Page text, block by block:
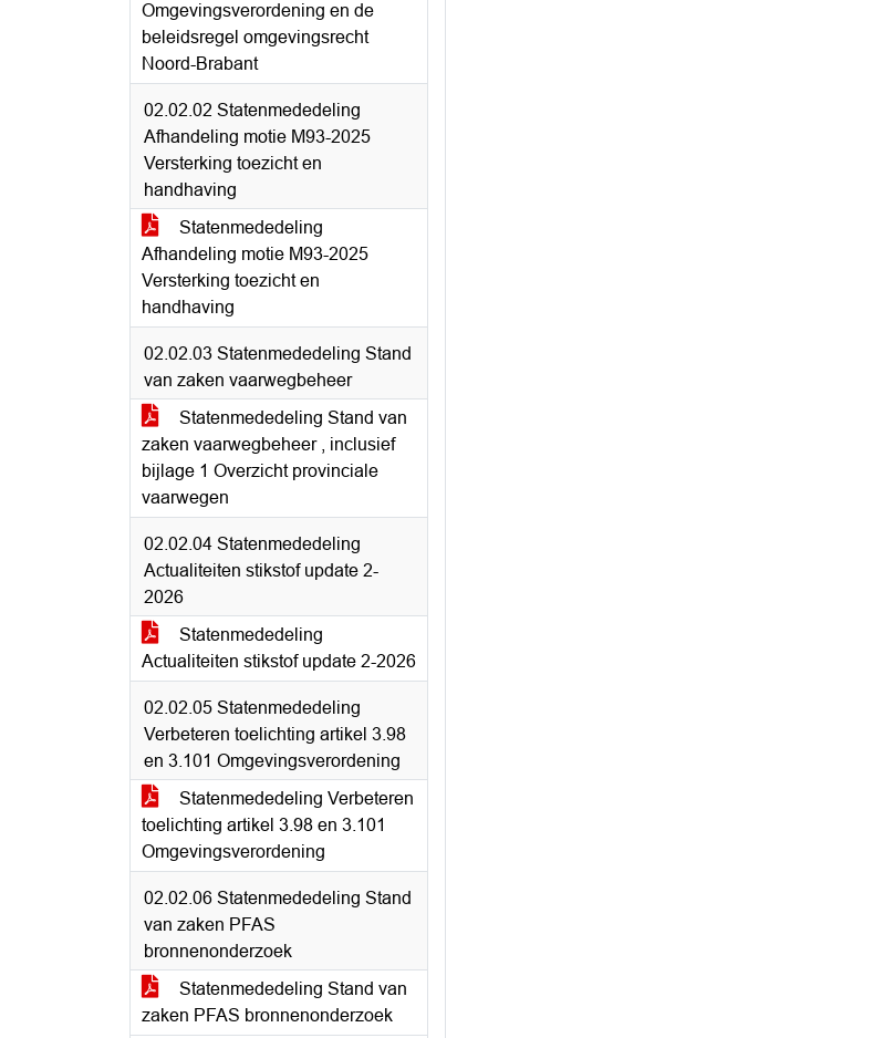
Omgevingsverordening en de
beleidsregel omgevingsrecht
Noord-Brabant
02.02.02 Statenmededeling
Afhandeling motie M93-2025
Versterking toezicht en
handhaving
Statenmededeling
Afhandeling motie M93-2025
Versterking toezicht en
handhaving
02.02.03 Statenmededeling Stand
van zaken vaarwegbeheer
Statenmededeling Stand van
zaken vaarwegbeheer , inclusief
bijlage 1 Overzicht provinciale
vaarwegen
02.02.04 Statenmededeling
Actualiteiten stikstof update 2-
2026
Statenmededeling
Actualiteiten stikstof update 2-2026
02.02.05 Statenmededeling
Verbeteren toelichting artikel 3.98
en 3.101 Omgevingsverordening
Statenmededeling Verbeteren
toelichting artikel 3.98 en 3.101
Omgevingsverordening
02.02.06 Statenmededeling Stand
van zaken PFAS
bronnenonderzoek
Statenmededeling Stand van
zaken PFAS bronnenonderzoek